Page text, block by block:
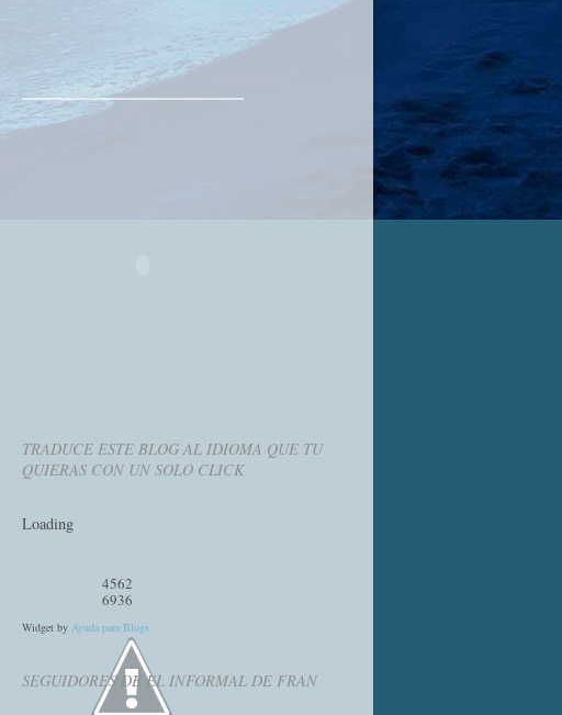
TRADUCE ESTE BLOG AL IDIOMA QUE TU
QUIERAS CON UN SOLO CLICK
Loading
4562
6936
Widget by Ayuda para Blogs
SEGUIDORES DE EL INFORMAL DE FRAN